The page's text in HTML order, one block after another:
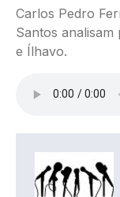
Carlos Pedro
Santos
e Ílhavo.